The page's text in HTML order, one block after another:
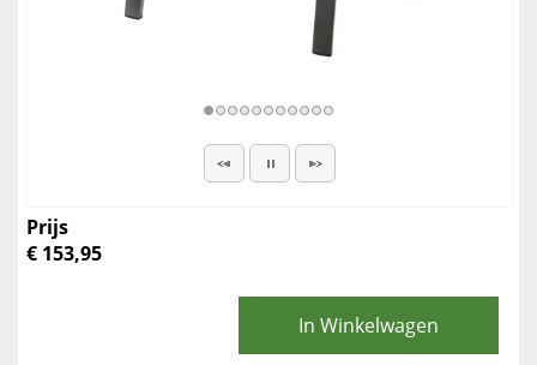
Prijs
€ 153,95
In Winkelwagen